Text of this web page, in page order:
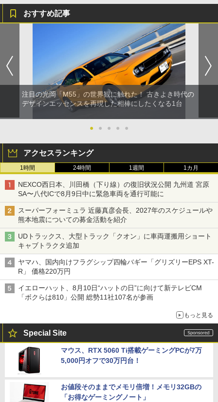
おすすめ記事
注目の光岡「M55」の世界観に触れた！ 古きよき時代の
デザインエッセンスを再現した相棒にしたくなる1台
● ● ● ● ●
アクセスランキング
1時間 24時間 1週間 1カ月
NEXCO西日本、川田橋（下り線）の復旧状況公開 九州道 宮原
SA〜八代ICで8月9日中に緊急車両を通行可能に
スーパーフォーミュラ 近藤真彦会長、2027年のスケジュールや
熊本地震についての募金活動を紹介
UDトラックス、大型トラック「クオン」に車両運搬用ショート
キャブトラクタ追加
ヤマハ、国内向けフラグシップ四輪バギー「グリズリーEPS XT-
R」 価格220万円
イエローハット、8月10日“ハットの日”に向けて新テレビCM
「ボクらは810」公開 総勢11社107名が参画
もっと見る
Special Site
マウス、RTX 5060 Ti搭載ゲーミングPCが7万
5,000円オフで30万円台！
お値段そのままでメモリ倍増！メモリ32GBの
「お得なゲーミングノート」